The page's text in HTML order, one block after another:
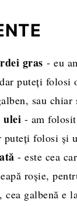
gras - eu
puteți folosi
sau
ulei - am
puteți folosi și
- este cea
roșie,
cea galbenă e